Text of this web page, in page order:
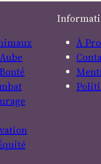
Aube
Bonté
À